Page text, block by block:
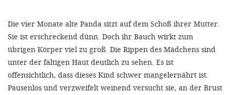
Die vier Monate alte Panda sitzt auf dem Schoß ihrer Mutter.
Sie ist erschreckend dünn. Doch ihr Bauch wirkt zum
übrigen Körper viel zu groß. Die Rippen des Mädchens sind
unter der faltigen Haut deutlich zu sehen. Es ist
offensichtlich, dass dieses Kind schwer mangelernährt ist.
Pausenlos und verzweifelt weinend versucht sie, an der Brust